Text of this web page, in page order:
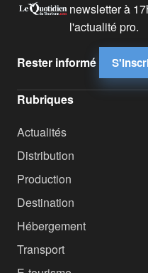
newsletter à
l'actualité pro.
Rester informé
Rubriques
Actualités
Distribution
Production
Destination
Hébergement
Transport